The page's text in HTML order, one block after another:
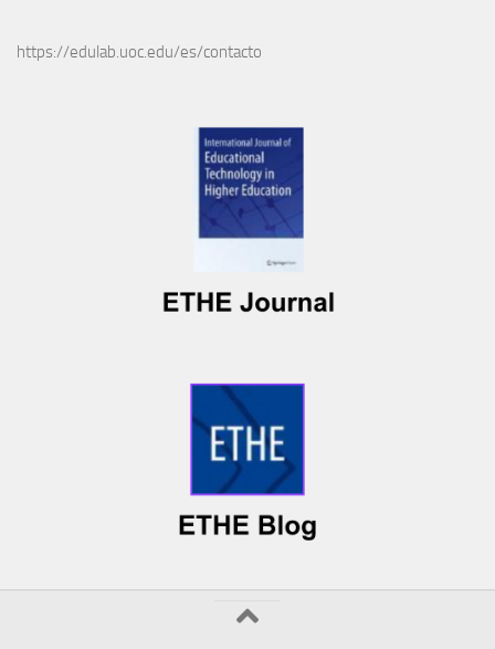
https://edulab.uoc.edu/es/contacto